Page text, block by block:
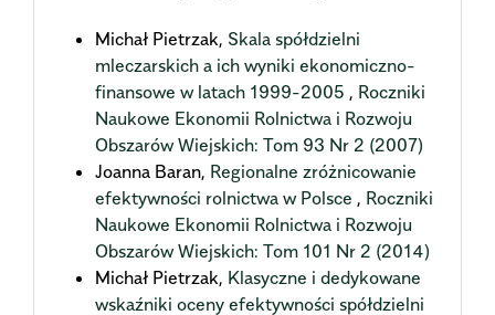
Michał Pietrzak, Skala spółdzielni
mleczarskich a ich wyniki ekonomiczno-
finansowe w latach 1999-2005 , Roczniki
Naukowe Ekonomii Rolnictwa i Rozwoju
Obszarów Wiejskich: Tom 93 Nr 2 (2007)
Joanna Baran, Regionalne zróżnicowanie
efektywności rolnictwa w Polsce , Roczniki
Naukowe Ekonomii Rolnictwa i Rozwoju
Obszarów Wiejskich: Tom 101 Nr 2 (2014)
Michał Pietrzak, Klasyczne i dedykowane
wskaźniki oceny efektywności spółdzielni